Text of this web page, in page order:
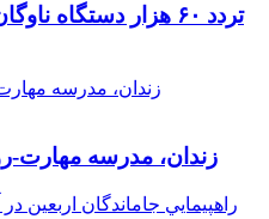
تردد ۶۰ هزار دستگاه
زندان، مدرسه مهارت-